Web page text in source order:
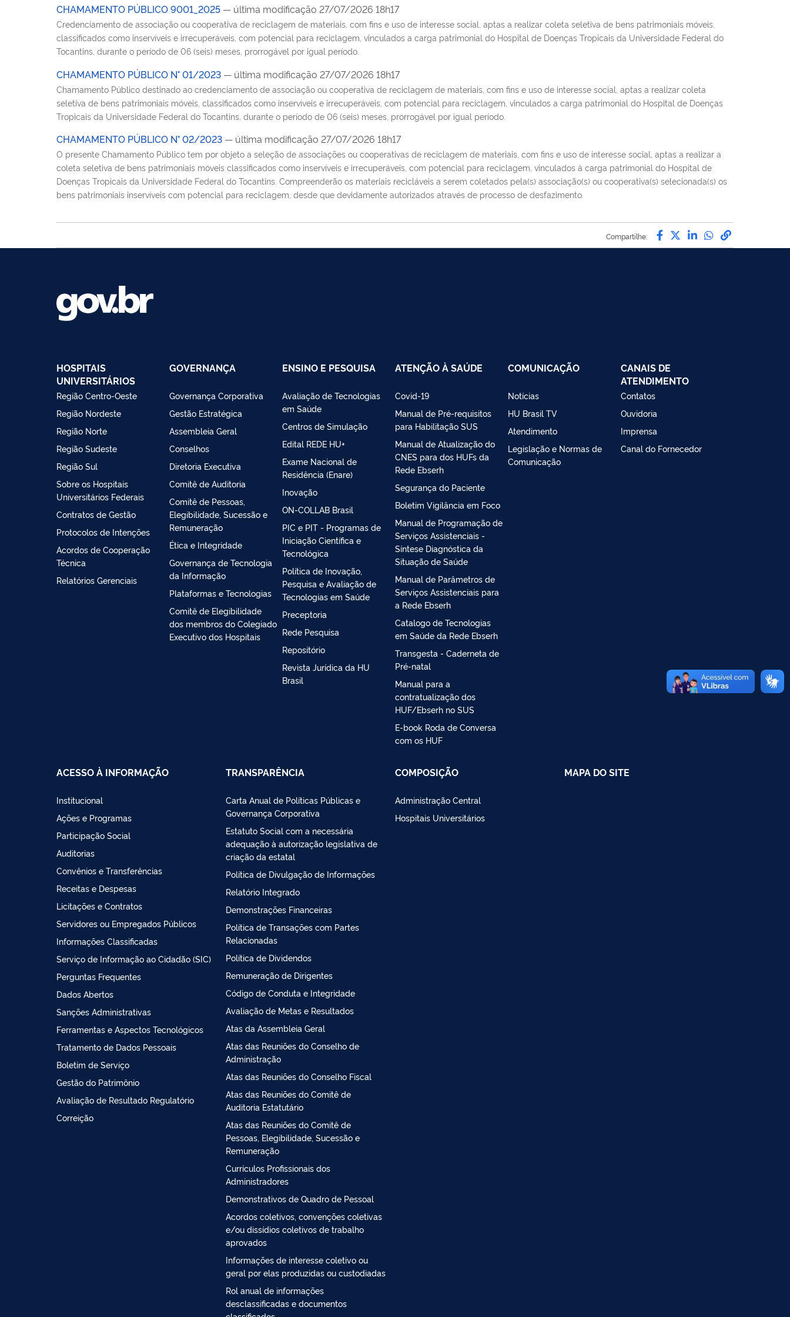
CHAMAMENTO PÚBLICO 9001_2025 — última modificação 27/07/2026 18h17
Credenciamento de associação ou cooperativa de reciclagem de materiais, com fins e uso de interesse social, aptas a realizar coleta seletiva de bens patrimoniais móveis,
classificados como inservíveis e irrecuperáveis, com potencial para reciclagem, vinculados a carga patrimonial do Hospital de Doenças Tropicais da Universidade Federal do
Tocantins, durante o período de 06 (seis) meses, prorrogável por igual período.
CHAMAMENTO PÚBLICO N° 01/2023 — última modificação 27/07/2026 18h17
Chamamento Público destinado ao credenciamento de associação ou cooperativa de reciclagem de materiais, com fins e uso de interesse social, aptas a realizar coleta
seletiva de bens patrimoniais móveis, classificados como inservíveis e irrecuperáveis, com potencial para reciclagem, vinculados a carga patrimonial do Hospital de Doenças
Tropicais da Universidade Federal do Tocantins, durante o período de 06 (seis) meses, prorrogável por igual período.
CHAMAMENTO PÚBLICO N° 02/2023 — última modificação 27/07/2026 18h17
O presente Chamamento Público tem por objeto a seleção de associações ou cooperativas de reciclagem de materiais, com fins e uso de interesse social, aptas a realizar a
coleta seletiva de bens patrimoniais móveis classificados como inservíveis e irrecuperáveis, com potencial para reciclagem, vinculados à carga patrimonial do Hospital de
Doenças Tropicais da Universidade Federal do Tocantins​. Compreenderão os materiais recicláveis a serem coletados pela(s) associação(s) ou cooperativa(s) selecionada(s) os
bens patrimoniais inservíveis com potencial para reciclagem, desde que devidamente autorizados através de processo de desfazimento.
Compartilhe: Compartilhe por
Compartilhe por
Compartilhe por
Compartilhe
link para
HOSPITAIS
UNIVERSITÁRIOS
Região Centro-Oeste
Região Nordeste
Região Norte
Região Sudeste
Região Sul
Sobre os Hospitais
Universitários Federais
Contratos de Gestão
Protocolos de Intenções
Acordos de Cooperação
Técnica
Relatórios Gerenciais
GOVERNANÇA
Governança Corporativa
Gestão Estratégica
Assembleia Geral
Conselhos
Diretoria Executiva
Comitê de Auditoria
Comitê de Pessoas,
Elegibilidade, Sucessão e
Remuneração
Ética e Integridade
Governança de Tecnologia
da Informação
Plataformas e Tecnologias
Comitê de Elegibilidade
dos membros do Colegiado
Executivo dos Hospitais
ENSINO E PESQUISA
Avaliação de Tecnologias
em Saúde
Centros de Simulação
Edital REDE HU+
Exame Nacional de
Residência (Enare)
Inovação
ON-COLLAB Brasil
PIC e PIT - Programas de
Iniciação Científica e
Tecnológica
Política de Inovação,
Pesquisa e Avaliação de
Tecnologias em Saúde
Preceptoria
Rede Pesquisa
Repositório
Revista Jurídica da HU
Brasil
ATENÇÃO À SAÚDE
Covid-19
Manual de Pré-requisitos
para Habilitação SUS
Manual de Atualização do
CNES para dos HUFs da
Rede Ebserh
Segurança do Paciente
Boletim Vigilância em Foco
Manual de Programação de
Serviços Assistenciais -
Síntese Diagnóstica da
Situação de Saúde
Manual de Parâmetros de
Serviços Assistenciais para
a Rede Ebserh
Catalogo de Tecnologias
em Saúde da Rede Ebserh
Transgesta - Caderneta de
Pré-natal
Manual para a
contratualização dos
HUF/Ebserh no SUS
E-book Roda de Conversa
com os HUF
COMUNICAÇÃO
Notícias
HU Brasil TV
Atendimento
Legislação e Normas de
Comunicação
CANAIS DE
ATENDIMENTO
Contatos
Ouvidoria
Imprensa
Canal do Fornecedor
ACESSO À INFORMAÇÃO
Institucional
Ações e Programas
Participação Social
Auditorias
Convênios e Transferências
Receitas e Despesas
Licitações e Contratos
Servidores ou Empregados Públicos
Informações Classificadas
Serviço de Informação ao Cidadão (SIC)
Perguntas Frequentes
Dados Abertos
Sanções Administrativas
Ferramentas e Aspectos Tecnológicos
Tratamento de Dados Pessoais
Boletim de Serviço
Gestão do Patrimônio
Avaliação de Resultado Regulatório
Correição
TRANSPARÊNCIA
Carta Anual de Políticas Públicas e
Governança Corporativa
Estatuto Social com a necessária
adequação à autorização legislativa de
criação da estatal
Política de Divulgação de Informações
Relatório Integrado
Demonstrações Financeiras
Política de Transações com Partes
Relacionadas
Política de Dividendos
Remuneração de Dirigentes
Código de Conduta e Integridade
Avaliação de Metas e Resultados
Atas da Assembleia Geral
Atas das Reuniões do Conselho de
Administração
Atas das Reuniões do Conselho Fiscal
Atas das Reuniões do Comitê de
Auditoria Estatutário
Atas das Reuniões do Comitê de
Pessoas, Elegibilidade, Sucessão e
Remuneração
Currículos Profissionais dos
Administradores
Demonstrativos de Quadro de Pessoal
Acordos coletivos, convenções coletivas
e/ou dissídios coletivos de trabalho
aprovados
Informações de interesse coletivo ou
geral por elas produzidas ou custodiadas
Rol anual de informações
desclassificadas e documentos
COMPOSIÇÃO
Administração Central
Hospitais Universitários
MAPA DO SITE